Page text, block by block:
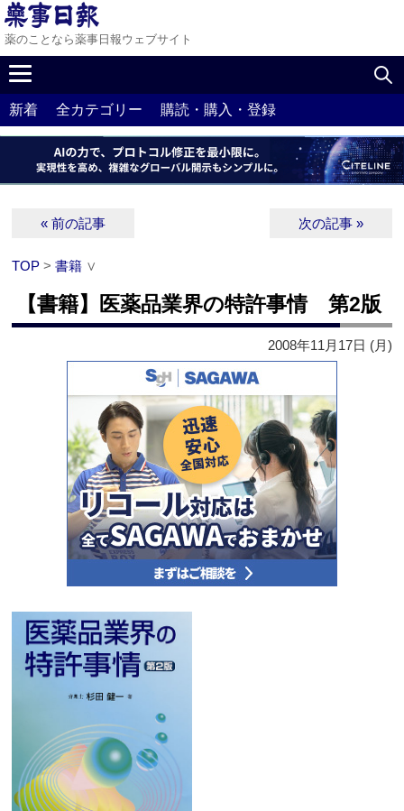
薬のことなら薬事日報ウェブサイト
新着 全カテゴリー 購読・購入・登録
« 前の記事 次の記事 »
TOP >書籍 ∨
【書籍】医薬品業界の特許事情 第2版
2008年11月17日 (月)